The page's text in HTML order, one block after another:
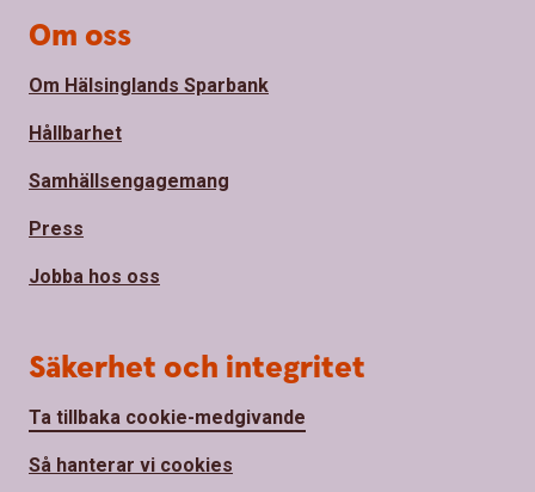
Om oss
Om Hälsinglands Sparbank
Hållbarhet
Samhällsengagemang
Press
Jobba hos oss
Säkerhet och integritet
Ta tillbaka cookie-medgivande
Så hanterar vi cookies